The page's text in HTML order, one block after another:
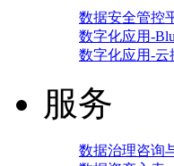
数据安全管控
数字化应用-
数字化应用-云
服务
数据治理咨询